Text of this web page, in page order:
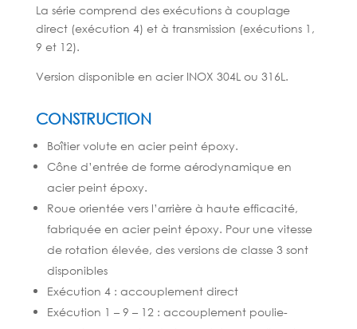
La série comprend des exécutions à couplage
direct (exécution 4) et à transmission (exécutions 1,
9 et 12).
Version disponible en acier INOX 304L ou 316L.
CONSTRUCTION
Boîtier volute en acier peint époxy.
Cône d’entrée de forme aérodynamique en
acier peint époxy.
Roue orientée vers l’arrière à haute efficacité,
fabriquée en acier peint époxy. Pour une vitesse
de rotation élevée, des versions de classe 3 sont
disponibles
Exécution 4 : accouplement direct
Exécution 1 – 9 – 12 : accouplement poulie-